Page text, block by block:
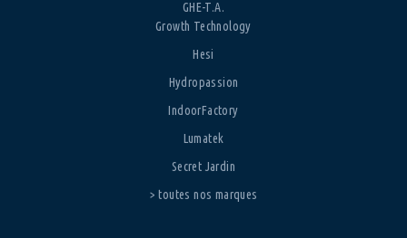
GHE-T.A.
Growth Technology
Hesi
Hydropassion
IndoorFactory
Lumatek
Secret Jardin
> toutes nos marques